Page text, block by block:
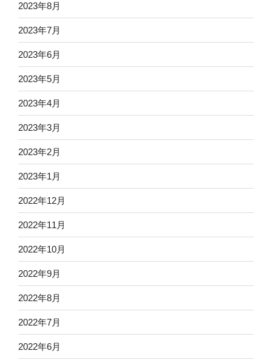
2023年8月
2023年7月
2023年6月
2023年5月
2023年4月
2023年3月
2023年2月
2023年1月
2022年12月
2022年11月
2022年10月
2022年9月
2022年8月
2022年7月
2022年6月